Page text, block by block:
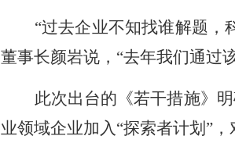
“过去企业不知找谁解题，
董事长颜岩说，“去年我们通过
此次出台的《若干措施》
业领域企业加入“探索者计划”